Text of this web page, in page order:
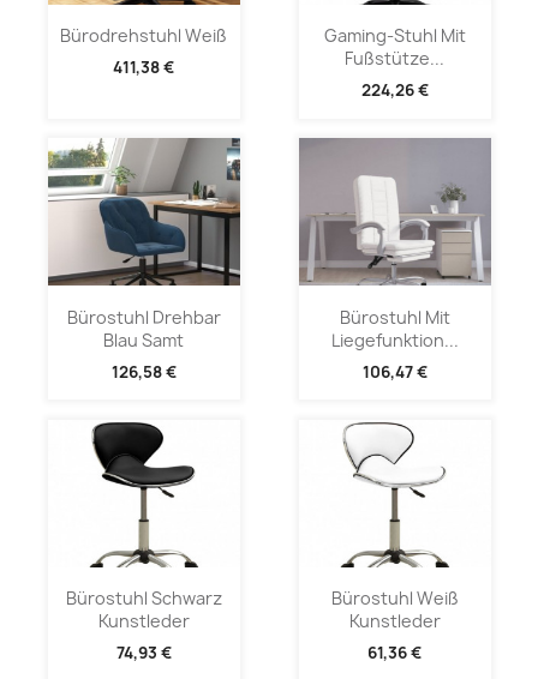
Bürodrehstuhl Weiß
411,38 €
Gaming-Stuhl Mit
Fußstütze...
224,26 €
Bürostuhl Drehbar
Blau Samt
126,58 €
Bürostuhl Mit
Liegefunktion...
106,47 €
Bürostuhl Schwarz
Kunstleder
74,93 €
Bürostuhl Weiß
Kunstleder
61,36 €